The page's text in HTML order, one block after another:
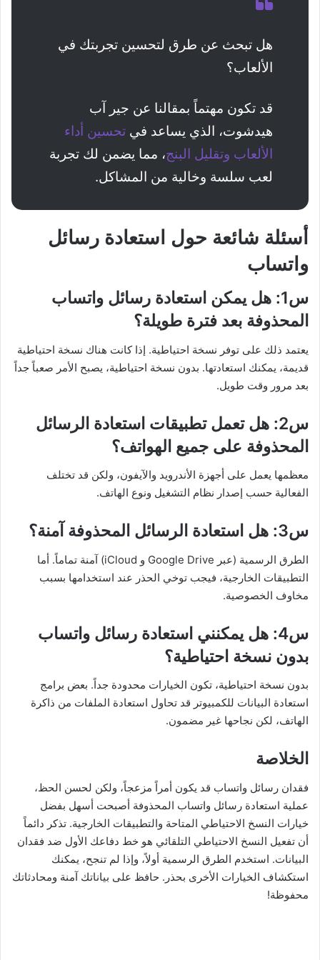
هل تبحث عن طرق لتحسين تجربتك في
الألعاب؟
قد تكون مهتماً بمقالنا عن جير آب
هيدشوت، الذي يساعد في تحسين أداء
الألعاب وتقليل البنج، مما يضمن لك تجربة
لعب سلسة وخالية من المشاكل.
أسئلة شائعة حول استعادة رسائل
واتساب
س1: هل يمكن استعادة رسائل واتساب
المحذوفة بعد فترة طويلة؟
يعتمد ذلك على توفر نسخة احتياطية. إذا كانت هناك نسخة احتياطية
قديمة، يمكنك استعادتها. بدون نسخة احتياطية، يصبح الأمر صعباً جداً
بعد مرور وقت طويل.
س2: هل تعمل تطبيقات استعادة الرسائل
المحذوفة على جميع الهواتف؟
معظمها يعمل على أجهزة الأندرويد والآيفون، ولكن قد تختلف
الفعالية حسب إصدار نظام التشغيل ونوع الهاتف.
س3: هل استعادة الرسائل المحذوفة آمنة؟
الطرق الرسمية (عبر Google Drive و iCloud) آمنة تماماً. أما
التطبيقات الخارجية، فيجب توخي الحذر عند استخدامها بسبب
مخاوف الخصوصية.
س4: هل يمكنني استعادة رسائل واتساب
بدون نسخة احتياطية؟
بدون نسخة احتياطية، تكون الخيارات محدودة جداً. بعض برامج
استعادة البيانات للكمبيوتر قد تحاول استعادة الملفات من ذاكرة
الهاتف، لكن نجاحها غير مضمون.
الخلاصة
فقدان رسائل واتساب قد يكون أمراً مزعجاً، ولكن لحسن الحظ،
عملية استعادة رسائل واتساب المحذوفة أصبحت أسهل بفضل
خيارات النسخ الاحتياطي المتاحة والتطبيقات الخارجية. تذكر دائماً
أن تفعيل النسخ الاحتياطي التلقائي هو خط دفاعك الأول ضد فقدان
البيانات. استخدم الطرق الرسمية أولاً، وإذا لم تنجح، يمكنك
استكشاف الخيارات الأخرى بحذر. حافظ على بياناتك آمنة ومحادثاتك
محفوظة!